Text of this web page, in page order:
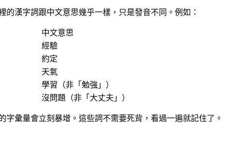
漢字詞跟中文意思幾乎一樣，只是發音不同。例如：
中文意思
經驗
約定
天氣
學習（非「勉強」）
沒問題（非「大丈夫」）
字彙量會立刻暴增。這些詞不需要死背，看過一遍就記住了。